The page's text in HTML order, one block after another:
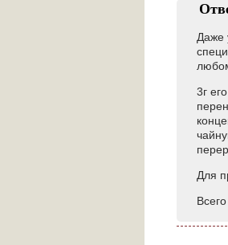
Даже
3г
Для